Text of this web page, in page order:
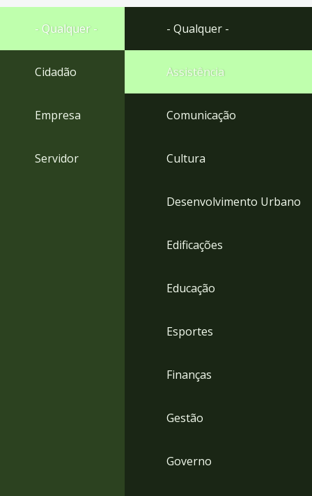
Ir
rodapé
- Qualquer -
Cidadão
Empresa
Servidor
- Qualquer -
Assistência
Comunicação
Cultura
Desenvolvimento Urbano
Edificações
Educação
Esportes
Finanças
Gestão
Governo